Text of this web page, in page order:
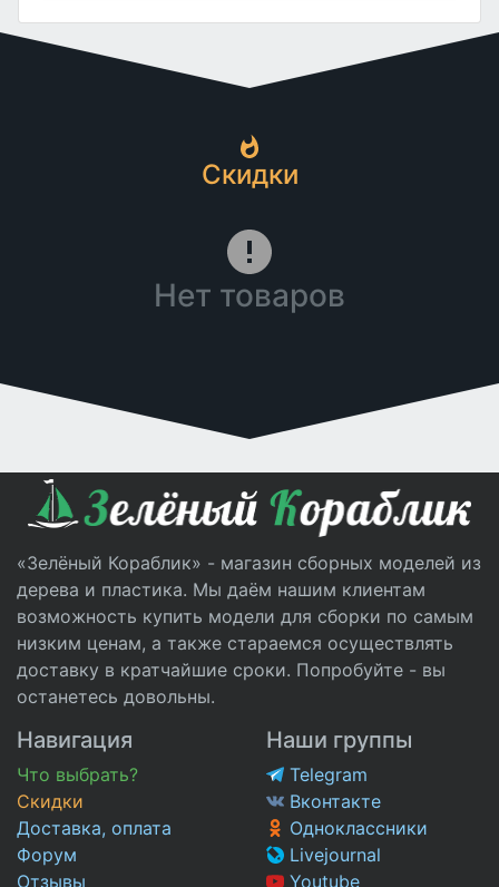
Скидки
Нет товаров
«Зелёный Кораблик» - магазин сборных моделей из
дерева и пластика. Мы даём нашим клиентам
возможность купить модели для сборки по самым
низким ценам, а также стараемся осуществлять
доставку в кратчайшие сроки. Попробуйте - вы
останетесь довольны.
Навигация
Что выбрать?
Скидки
Доставка, оплата
Форум
Отзывы
Наши группы
Telegram
Вконтакте
Одноклассники
Livejournal
Youtube